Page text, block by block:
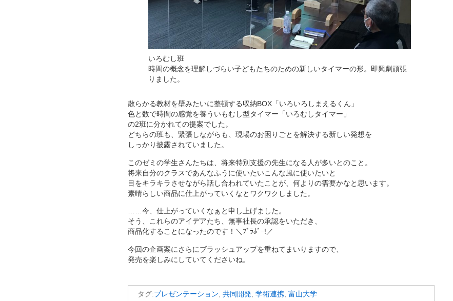
いろむし班
時間の概念を理解しづらい子どもたちのための新しいタイマーの形。即興劇頑張
りました。
散らかる教材を壁みたいに整頓する収納BOX「いろいろしまえるくん」
色と数で時間の感覚を養ういもむし型タイマー「いろむしタイマー」
の2班に分かれての提案でした。
どちらの班も、緊張しながらも、現場のお困りごとを解決する新しい発想を
しっかり披露されていました。
このゼミの学生さんたちは、将来特別支援の先生になる人が多いとのこと。
将来自分のクラスであんなふうに使いたいこんな風に使いたいと
目をキラキラさせながら話し合われていたことが、何よりの需要かなと思います。
素晴らしい商品に仕上がっていくなとワクワクしました。
……今、仕上がっていくなぁと申し上げました。
そう、これらのアイデアたち、無事社長の承認をいただき、
商品化することになったのです！＼ﾌﾞﾗﾎﾞｰ!／
今回の企画案にさらにブラッシュアップを重ねてまいりますので、
発売を楽しみにしていてくださいね。
タグ:プレゼンテーション 共同開発 学術連携 富山大学